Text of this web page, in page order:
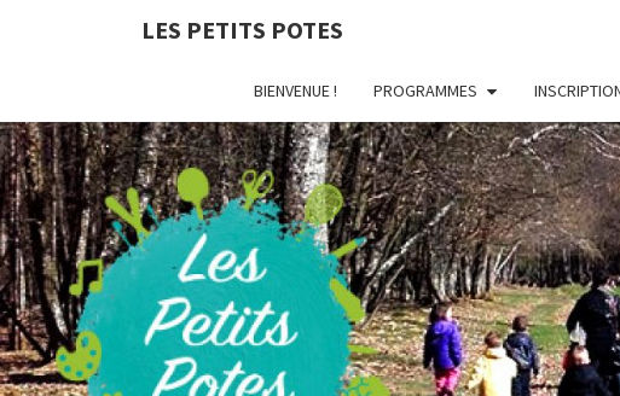
LES PETITS POTES
BIENVENUE ! PROGRAMMES